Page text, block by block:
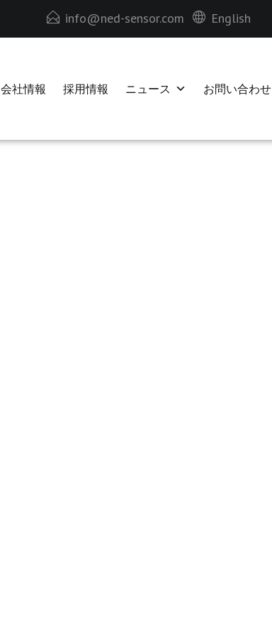
info@ned-sensor.com English
会社情報 採用情報 ニュース お問い合わせ